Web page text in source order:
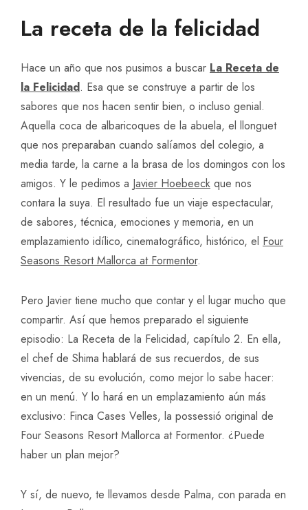
-
8
agosto
de
2026
cantidad
La receta de la felicidad
Hace un año que nos pusimos a buscar La Receta de
la Felicidad. Esa que se construye a partir de los
sabores que nos hacen sentir bien, o incluso genial.
Aquella coca de albaricoques de la abuela, el llonguet
que nos preparaban cuando salíamos del colegio, a
media tarde, la carne a la brasa de los domingos con los
amigos. Y le pedimos a Javier Hoebeeck que nos
contara la suya. El resultado fue un viaje espectacular,
de sabores, técnica, emociones y memoria, en un
emplazamiento idílico, cinematográfico, histórico, el Four
Seasons Resort Mallorca at Formentor.
Pero Javier tiene mucho que contar y el lugar mucho que
compartir. Así que hemos preparado el siguiente
episodio: La Receta de la Felicidad, capítulo 2. En ella,
el chef de Shima hablará de sus recuerdos, de sus
vivencias, de su evolución, como mejor lo sabe hacer:
en un menú. Y lo hará en un emplazamiento aún más
exclusivo: Finca Cases Velles, la possessió original de
Four Seasons Resort Mallorca at Formentor. ¿Puede
haber un plan mejor?
Y sí, de nuevo, te llevamos desde Palma, con parada en